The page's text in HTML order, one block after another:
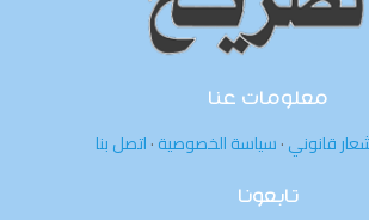
معلومات عنا
قانوني·سياسة الخصوصية·اتصل بنا
تابعونا